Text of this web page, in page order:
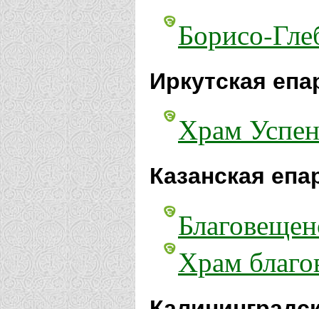
Борисо-
Иркутская
Храм
Казанская
Храм